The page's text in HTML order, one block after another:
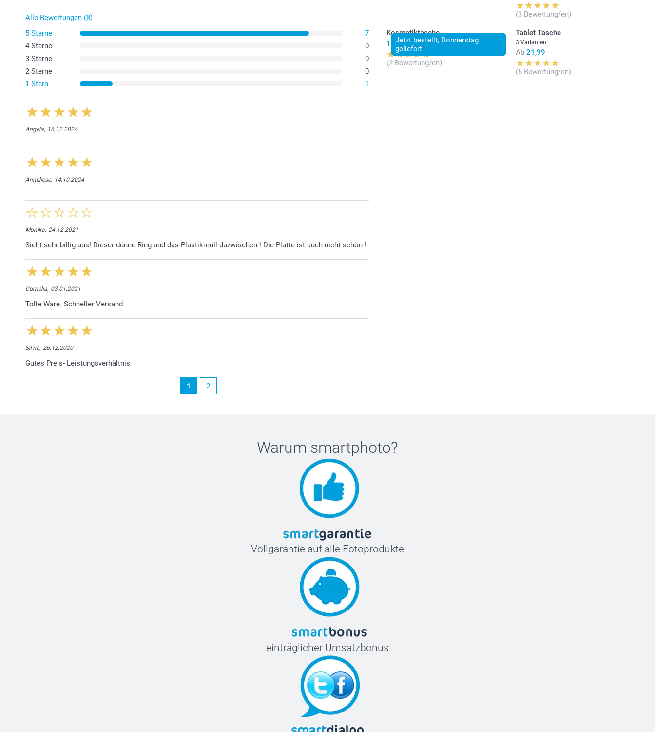
Alle Bewertungen (8)
5 Sterne
7
4 Sterne
0
3 Sterne
0
2 Sterne
0
1 Stern
1
Angela, 16.12.2024
Anneliese, 14.10.2024
Monika, 24.12.2021
Sieht sehr billig aus! Dieser dünne Ring und das Plastikmüll dazwischen ! Die Platte ist auch nicht schön !
Cornelia, 03.01.2021
Tolle Ware. Schneller Versand
Silvia, 26.12.2020
Gutes Preis- Leistungsverhältnis
1 2
(3 Bewertung/en)
Jetzt bestellt, Donnerstag
geliefert
Kosmetiktasche
13,95
(2 Bewertung/en)
Tablet Tasche
3 Varianten
Ab 21,99
(5 Bewertung/en)
Warum smartphoto?
Vollgarantie auf alle Fotoprodukte
einträglicher Umsatzbonus